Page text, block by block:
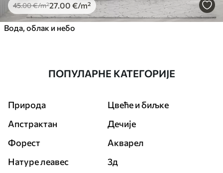
45.00€/m²27.00 €/m²
Вода, облак и небо
ПОПУЛАРНЕ КАТЕГОРИЈЕ
Природа
Цвеће и биљке
Апстрактан
Дечије
Форест
Акварел
Натуре леавес
3д